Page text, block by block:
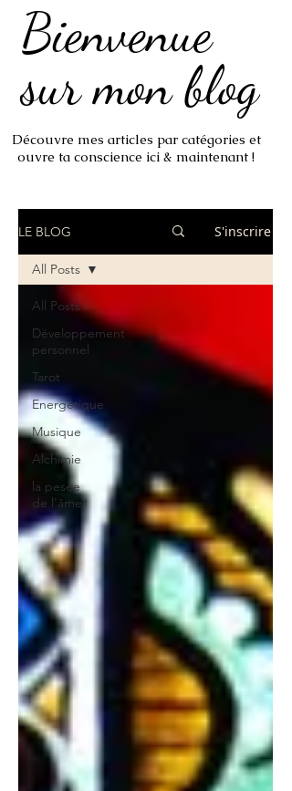
Bienvenue
sur mon blog
Bienvenue
sur mon blog
Découvre mes articles par catégories et
ouvre ta conscience ici & maintenant !
LE BLOG S'inscrire
All Posts
Développement
personnel
Tarot
Energétique
Musique
Alchimie
la pesée
de l'âme
All Posts